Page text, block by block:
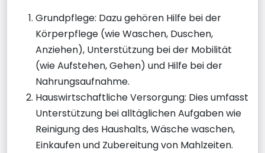
Grundpflege: Dazu gehören Hilfe bei der
Körperpflege (wie Waschen, Duschen,
Anziehen), Unterstützung bei der Mobilität
(wie Aufstehen, Gehen) und Hilfe bei der
Nahrungsaufnahme.
Hauswirtschaftliche Versorgung: Dies umfasst
Unterstützung bei alltäglichen Aufgaben wie
Reinigung des Haushalts, Wäsche waschen,
Einkaufen und Zubereitung von Mahlzeiten.